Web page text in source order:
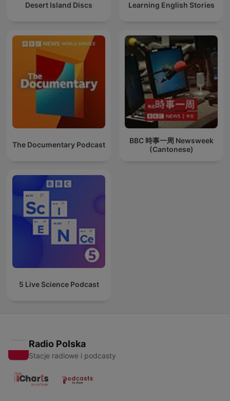
Desert Island Discs Learning English Stories
The Documentary Podcast
BBC 時事一周 Newsweek
(Cantonese)
5 Live Science Podcast
Radio Polska
Stacje radiowe i podcasty